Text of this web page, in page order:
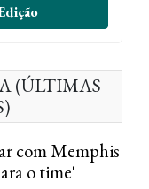
(ÚLTIMAS
com Memphis
o time'